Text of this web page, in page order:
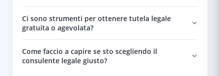
Ci sono strumenti per ottenere tutela legale
gratuita o agevolata?
Come faccio a capire se sto scegliendo il
consulente legale giusto?